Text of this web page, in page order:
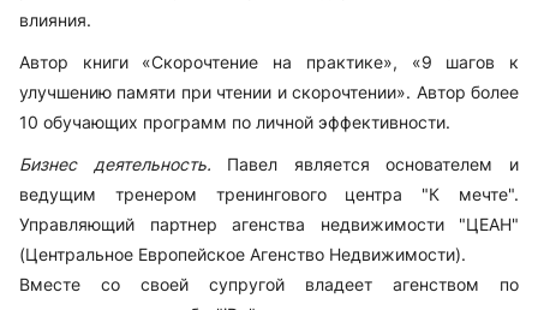
влияния.
Автор книги «Скорочтение на практике», «9 шагов к
улучшению памяти при чтении и скорочтении». Автор более
10 обучающих программ по личной эффективности.
Бизнес деятельность. Павел является основателем и
ведущим тренером тренингового центра "К мечте".
Управляющий партнер агенства недвижимости "ЦЕАН"
(Центральное Европейское Агенство Недвижимости).
Вместе со своей супругой владеет агенством по